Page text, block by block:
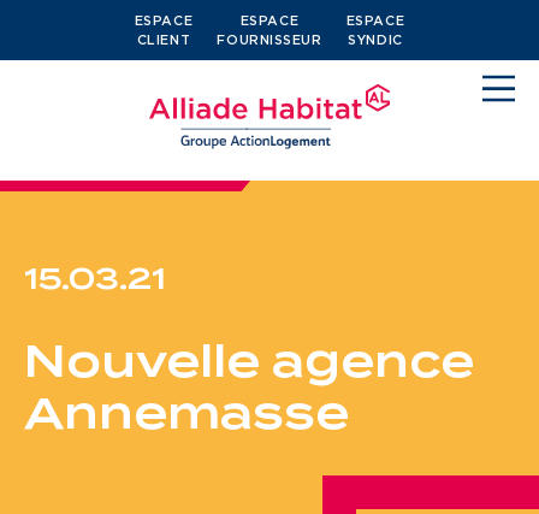
ESPACE
CLIENT
ESPACE
FOURNISSEUR
ESPACE
SYNDIC
Je cherche un logement
J’ai moins de 30 ans
15.03.21
Nouvelle agence
Annemasse